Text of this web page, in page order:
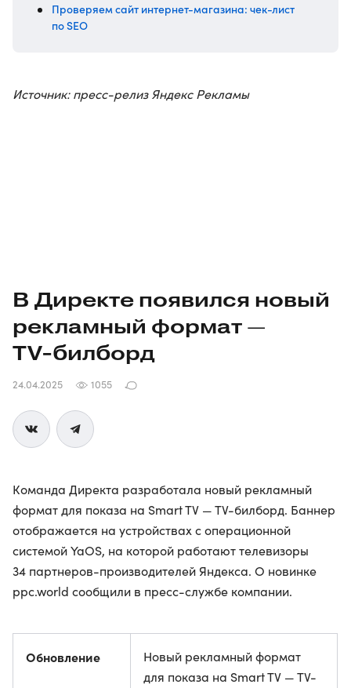
Проверяем сайт интернет-магазина: чек-лист
по SEO
Источник: пресс-релиз Яндекс Рекламы
В Директе появился новый
рекламный формат —
TV-билборд
24.04.2025 1055
Команда Директа разработала новый рекламный
формат для показа на Smart TV — TV-билборд. Баннер
отображается на устройствах с операционной
системой YaOS, на которой работают телевизоры
34 партнеров-производителей Яндекса. О новинке
ppc.world сообщили в пресс-службе компании.
Обновление
Новый рекламный формат
для показа на Smart TV — TV-